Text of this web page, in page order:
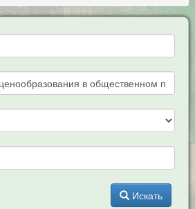
Искать